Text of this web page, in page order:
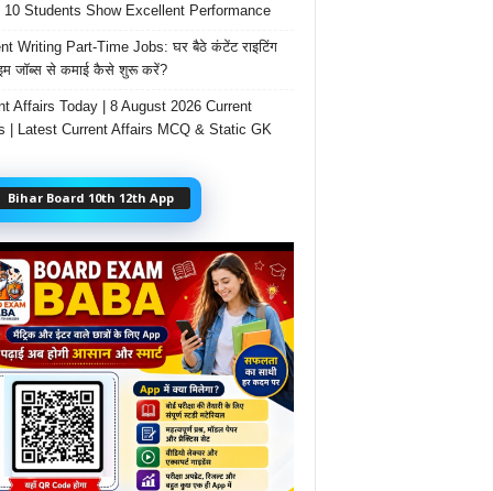
10 Students Show Excellent Performance
Writing Part-Time Jobs: घर बैठे कंटेंट राइटिंग
जॉब्स से कमाई कैसे शुरू करें?
Affairs Today | 8 August 2026 Current
| Latest Current Affairs MCQ & Static GK
Bihar Board 10th 12th App